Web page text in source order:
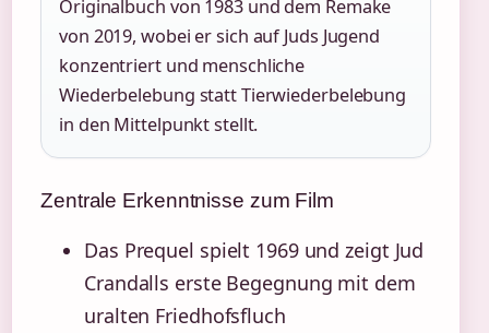
Originalbuch von 1983 und dem Remake
von 2019, wobei er sich auf Juds Jugend
konzentriert und menschliche
Wiederbelebung statt Tierwiederbelebung
in den Mittelpunkt stellt.
Zentrale Erkenntnisse zum Film
Das Prequel spielt 1969 und zeigt Jud
Crandalls erste Begegnung mit dem
uralten Friedhofsfluch